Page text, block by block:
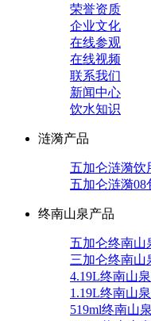
荣誉资质
企业文化
在线参观
在线视频
联系我们
新闻中心
饮水知识
涟漪产品
五加仑涟漪饮
五加仑涟漪08
终南山泉产品
五加仑终南山
三加仑终南山
4.19L终南山
1.19L终南山
519ml终南山